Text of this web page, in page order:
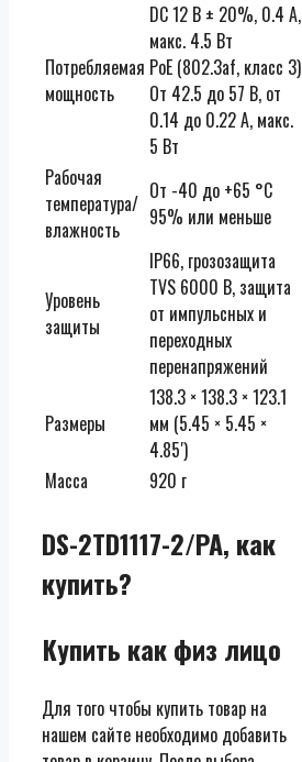
Потребляемая
мощность
DC 12 В ± 20%, 0.4 А,
макс. 4.5 Вт
PoE (802.3af, класс 3)
От 42.5 до 57 В, от
0.14 до 0.22 А, макс.
5 Вт
Рабочая
температура/
влажность
От -40 до +65 °C
95% или меньше
Уровень
защиты
IP66, грозозащита
TVS 6000 В, защита
от импульсных и
переходных
перенапряжений
Размеры
138.3 × 138.3 × 123.1
мм (5.45 × 5.45 ×
4.85′)
Масса
920 г
DS-2TD1117-2/PA, как
купить?
Купить как физ лицо
Для того чтобы купить товар на
нашем сайте необходимо добавить